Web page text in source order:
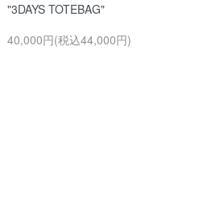
"3DAYS TOTEBAG"
40,000円(税込44,000円)